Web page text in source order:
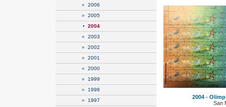
» 2006
» 2005
• 2004
» 2003
» 2002
» 2001
» 2000
» 1999
» 1998
» 1997
2004 -
San